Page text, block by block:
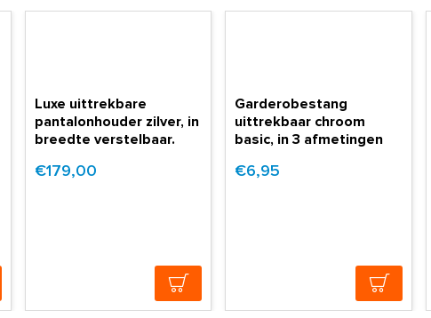
Luxe uittrekbare
pantalonhouder zilver, in
breedte verstelbaar.
€179,00
Garderobestang
uittrekbaar chroom
basic, in 3 afmetingen
€6,95